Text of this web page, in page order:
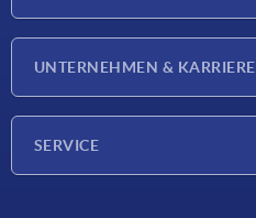
Presseberichte
UNTERNEHMEN & KARRIERE
SERVICE